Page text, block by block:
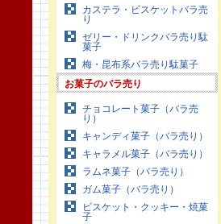
カステラ・ビスケットバラ売
り
ゼリー・ドリンクバラ売り駄
菓子
梅・昆布系バラ売り駄菓子
お菓子のバラ売り
チョコレート菓子（バラ売
り）
キャンディ菓子（バラ売り）
キャラメル菓子（バラ売り）
ラムネ菓子（バラ売り）
ガム菓子（バラ売り）
ビスケット・クッキー・焼菓
子